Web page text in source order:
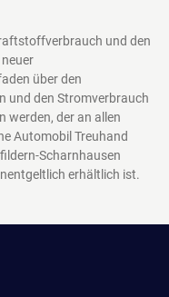
und den
über den
und den Stromverbrauch
werden, der an allen
Automobil Treuhand
Scharnhausen
erhältlich ist.